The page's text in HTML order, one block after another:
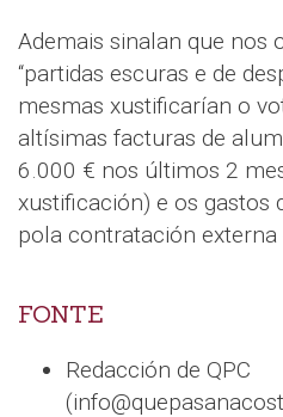
Ademais sinalan que nos
“partidas escuras e de
mesmas xustificarían o
altísimas facturas de
6.000 € nos últimos 2
xustificación) e os gastos
pola contratación externa
FONTE
Redacción de QPC